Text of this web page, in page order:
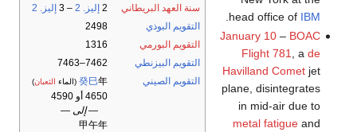
سنة العهد البريطاني
2 إليز. 2 – 3
إليز. 2
التقويم البوذي
2498
التقويم البورمي
1316
التقويم البيزنطي
7462–7463
التقويم الصيني
癸巳年 (الماء الثعبان)
4650 أو 4590
— إلى —
甲午年
head office of IBM
.
January 10– BOAC
Flight 781
, a de
Havilland Cometjet
plane, disintegrates
in mid-air due to
metal fatigueand